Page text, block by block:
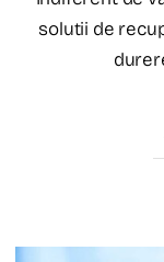
solutii de